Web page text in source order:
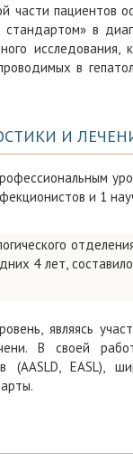
пациентов
в
исследования,
в
И
и 1
4 лет,
являясь
В своей
(AASLD, EASL),